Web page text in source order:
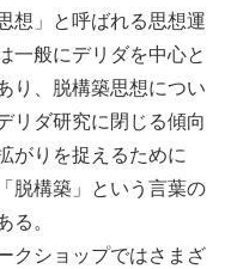
想」と呼ばれる思想運
一般にデリダを中心と
り、脱構築思想につい
リダ研究に閉じる傾向
がりを捉えるために
脱構築」という言葉の
る。
クショップではさまざ